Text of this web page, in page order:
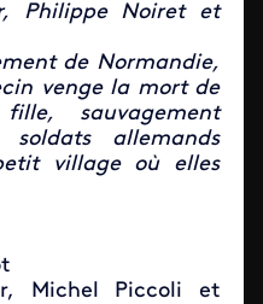
Philippe Noiret et
de Normandie,
venge la mort de
sauvagement
soldats allemands
village où elles
Michel Piccoli et